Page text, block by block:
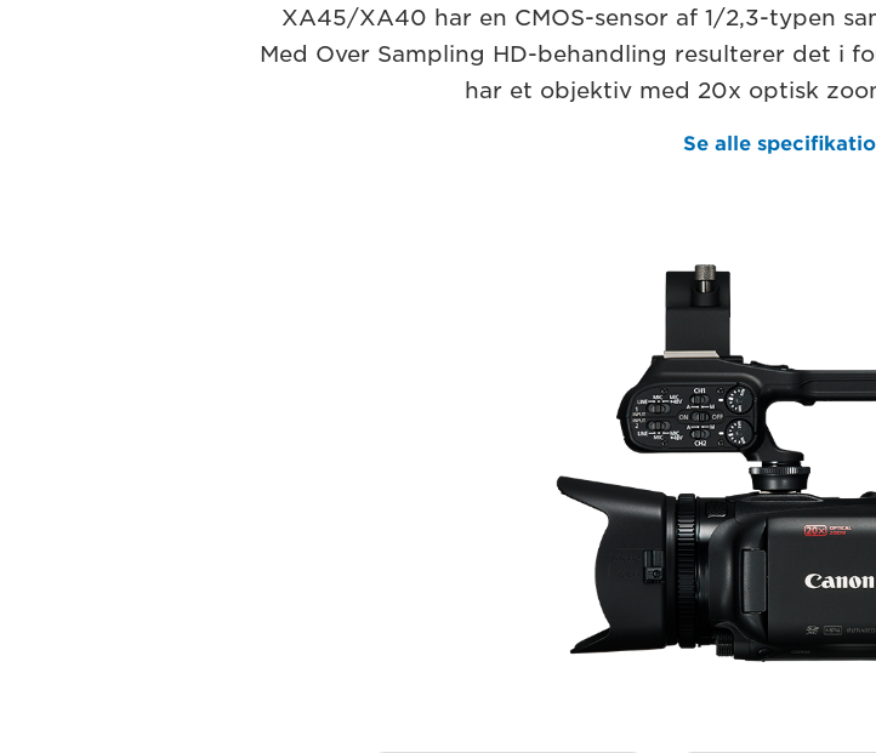
XA45/XA40 har en CMOS-sensor af 1/2,3-typen
Med Over Sampling HD-behandling resulterer det i
har et objektiv med 20x optisk
Se alle